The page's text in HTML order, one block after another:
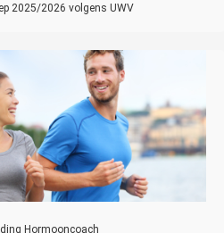
2025/2026 volgens UWV
Hormooncoach